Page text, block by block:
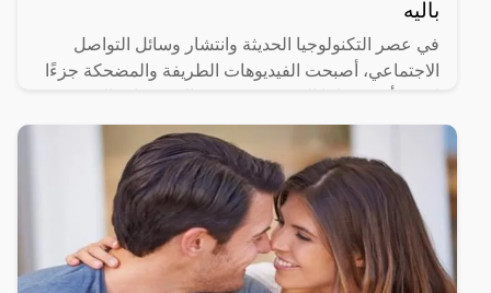
باليه
في عصر التكنولوجيا الحديثة وانتشار وسائل التواصل
الاجتماعي، أصبحت الفيديوهات الطريفة والمضحكة جزءًا
انتشرت